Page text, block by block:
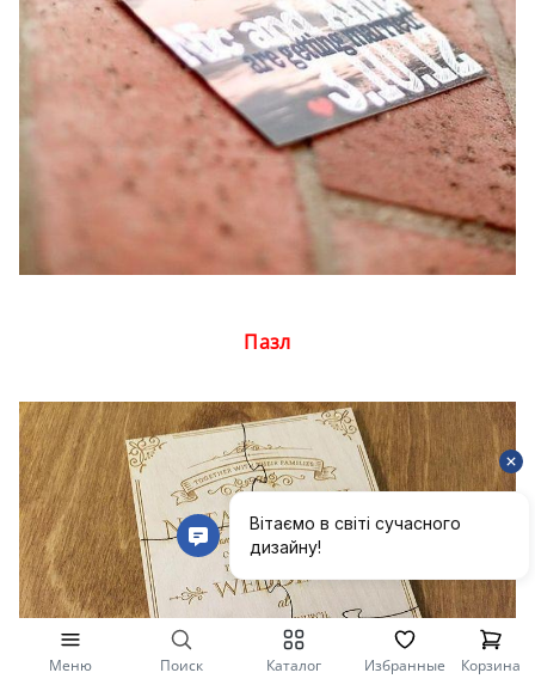
Пазл
Меню Поиск Каталог Избранные Корзина